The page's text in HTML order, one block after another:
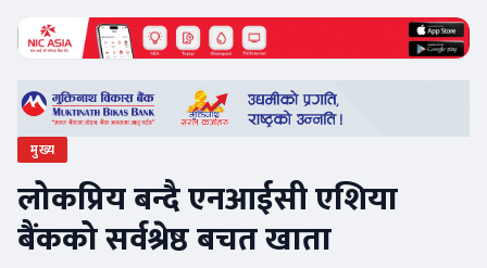
मुख्य
लोकप्रिय बन्दै एनआईसी एशिया
बैंकको सर्वश्रेष्ठ बचत खाता